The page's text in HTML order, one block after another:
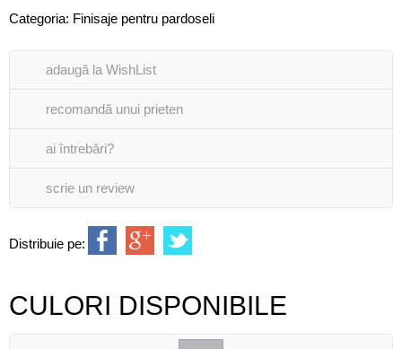
Categoria: Finisaje pentru pardoseli
adaugă la WishList
recomandă unui prieten
ai întrebări?
scrie un review
Distribuie pe:
CULORI DISPONIBILE